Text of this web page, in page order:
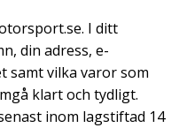
. I ditt
din adress, e-
samt vilka varor som
klart och tydligt.
inom lagstiftad 14